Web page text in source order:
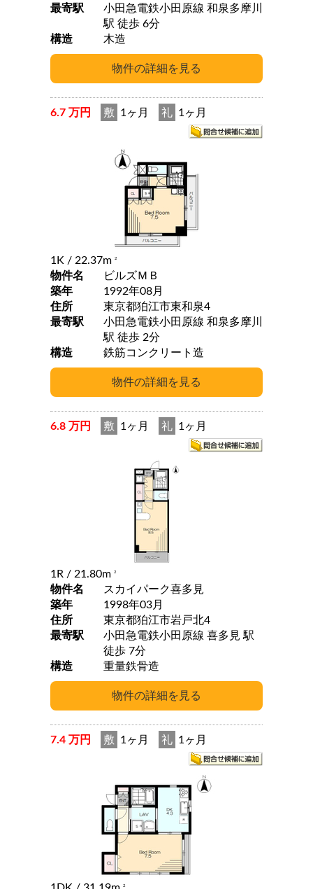
最寄駅
小田急電鉄小田原線 和泉多摩川
駅 徒歩 6分
構造
木造
6.7 万円 敷 1ヶ月 礼 1ヶ月
1K / 22.37m 2
物件名
ビルズＭＢ
築年
1992年08月
住所
東京都狛江市東和泉4
最寄駅
小田急電鉄小田原線 和泉多摩川
駅 徒歩 2分
構造
鉄筋コンクリート造
6.8 万円 敷 1ヶ月 礼 1ヶ月
1R / 21.80m 2
物件名
スカイパーク喜多見
築年
1998年03月
住所
東京都狛江市岩戸北4
最寄駅
小田急電鉄小田原線 喜多見 駅
徒歩 7分
構造
重量鉄骨造
7.4 万円 敷 1ヶ月 礼 1ヶ月
2